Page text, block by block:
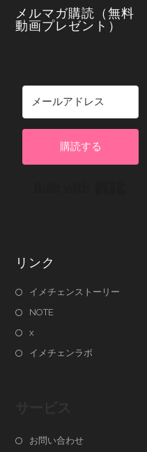
メルマガ購読（無料
動画プレゼント）
購読する
リンク
イメチェンストーリー
NOTE
x
イメチェンラボ
お問い合わせ